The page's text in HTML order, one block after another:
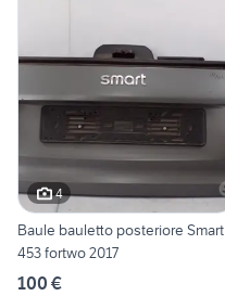
4
Baule bauletto posteriore Smart
453 fortwo 2017
100 €